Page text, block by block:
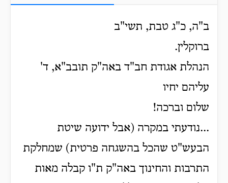
ב"ה, כ"ג טבת, תשי"ב
ברוקלין.
הנהלת אגודת חב"ד באה"ק תובב"א, ד'
עליהם יחיו
שלום וברכה!
...נודעתי במקרה (אבל ידועה שיטת
הבעש"ט שהכל בהשגחה פרטית) שמחלקת
התרבות והחינוך באה"ק ת"ו קבלה מאות